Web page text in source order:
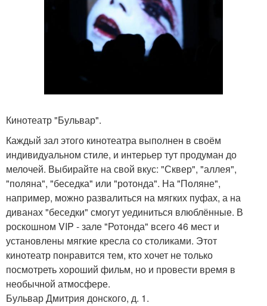
Кинотеатр "Бульвар".
Каждый зал этого кинотеатра выполнен в своём
индивидуальном стиле, и интерьер тут продуман до
мелочей. Выбирайте на свой вкус: "Сквер", "аллея",
"поляна", "беседка" или "ротонда". На "Поляне",
например, можно развалиться на мягких пуфах, а на
диванах "беседки" смогут уединиться влюблённые. В
роскошном VIP - зале "Ротонда" всего 46 мест и
установлены мягкие кресла со столиками. Этот
кинотеатр понравится тем, кто хочет не только
посмотреть хороший фильм, но и провести время в
необычной атмосфере.
Бульвар Дмитрия донского, д. 1.